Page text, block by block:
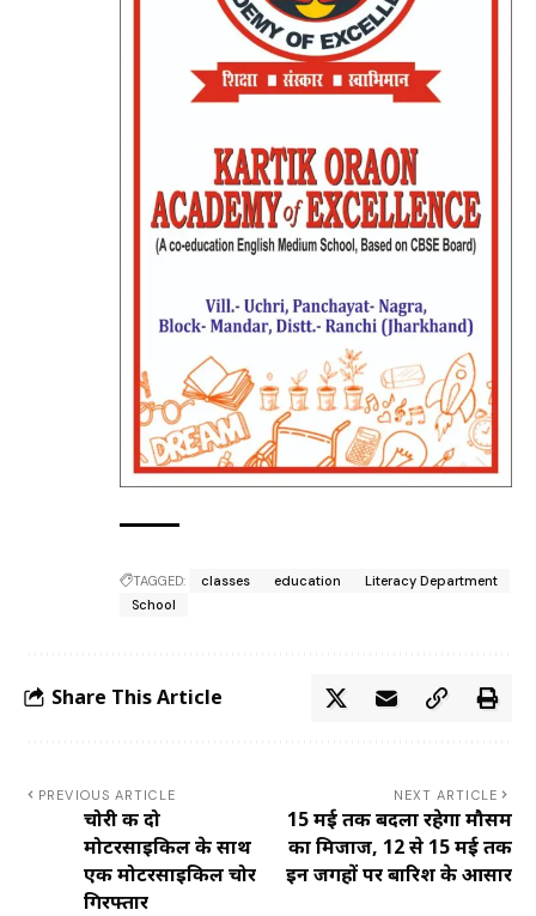
TAGGED: classes education
Literacy Department
School
Share This Article
PREVIOUS ARTICLE
चोरी की दो
मोटरसाइकिल के साथ
एक मोटरसाइकिल चोर
गिरफ्तार
NEXT ARTICLE
15 मई तक बदला रहेगा मौसम
का मिजाज, 12 से 15 मई तक
इन जगहों पर बारिश के आसार